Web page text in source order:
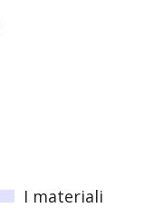
I materiali